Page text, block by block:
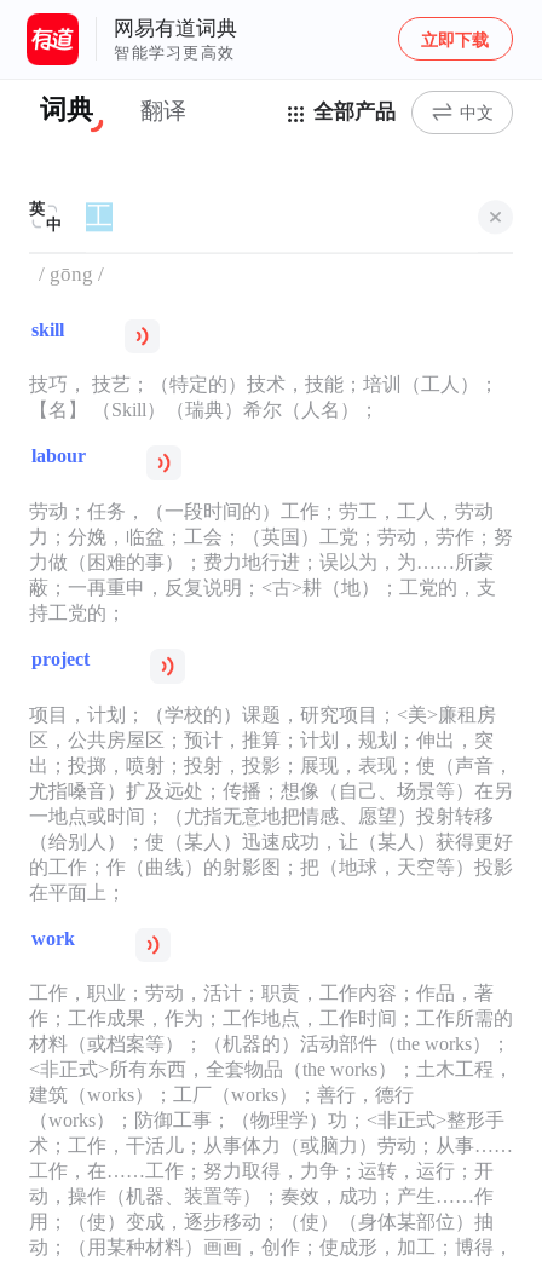
网易有道词典
智能学习更高效
立即下载
词典 翻译 全部产品 中文
英
中
/ gōng /
skill
技巧， 技艺；（特定的）技术，技能；培训（工人）；
【名】 （Skill）（瑞典）希尔（人名）；
labour
劳动；任务，（一段时间的）工作；劳工，工人，劳动
力；分娩，临盆；工会；（英国）工党；劳动，劳作；努
力做（困难的事）；费力地行进；误以为，为……所蒙
蔽；一再重申，反复说明；<古>耕（地）；工党的，支
持工党的；
project
项目，计划；（学校的）课题，研究项目；<美>廉租房
区，公共房屋区；预计，推算；计划，规划；伸出，突
出；投掷，喷射；投射，投影；展现，表现；使（声音，
尤指嗓音）扩及远处；传播；想像（自己、场景等）在另
一地点或时间；（尤指无意地把情感、愿望）投射转移
（给别人）；使（某人）迅速成功，让（某人）获得更好
的工作；作（曲线）的射影图；把（地球，天空等）投影
在平面上；
work
工作，职业；劳动，活计；职责，工作内容；作品，著
作；工作成果，作为；工作地点，工作时间；工作所需的
材料（或档案等）；（机器的）活动部件（the works）；
<非正式>所有东西，全套物品（the works）；土木工程，
建筑（works）；工厂（works）；善行，德行
（works）；防御工事；（物理学）功；<非正式>整形手
术；工作，干活儿；从事体力（或脑力）劳动；从事……
工作，在……工作；努力取得，力争；运转，运行；开
动，操作（机器、装置等）；奏效，成功；产生……作
用；（使）变成，逐步移动；（使）（身体某部位）抽
动；（用某种材料）画画，创作；使成形，加工；博得，